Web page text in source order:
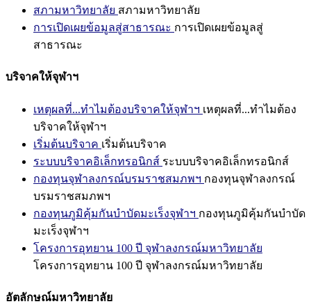
สภามหาวิทยาลัย สภามหาวิทยาลัย
การเปิดเผยข้อมูลสู่สาธารณะ การเปิดเผยข้อมูลสู่
สาธารณะ
บริจาคให้จุฬาฯ
เหตุผลที่...ทำไมต้องบริจาคให้จุฬาฯ เหตุผลที่...ทำไมต้อง
บริจาคให้จุฬาฯ
เริ่มต้นบริจาค เริ่มต้นบริจาค
ระบบบริจาคอิเล็กทรอนิกส์ ระบบบริจาคอิเล็กทรอนิกส์
กองทุนจุฬาลงกรณ์บรมราชสมภพฯ กองทุนจุฬาลงกรณ์
บรมราชสมภพฯ
กองทุนภูมิคุ้มกันบำบัดมะเร็งจุฬาฯ กองทุนภูมิคุ้มกันบำบัด
มะเร็งจุฬาฯ
โครงการอุทยาน 100 ปี จุฬาลงกรณ์มหาวิทยาลัย
โครงการอุทยาน 100 ปี จุฬาลงกรณ์มหาวิทยาลัย
อัตลักษณ์มหาวิทยาลัย